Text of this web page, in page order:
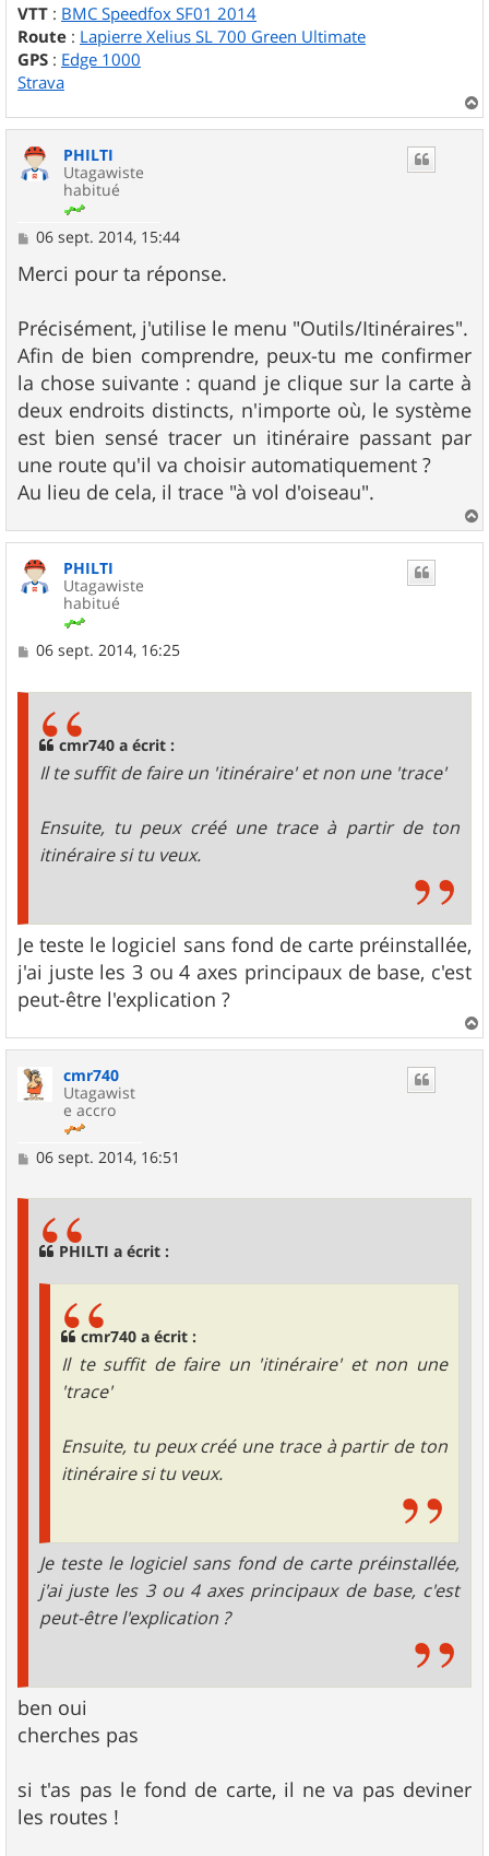
VTT : BMC Speedfox SF01 2014
Route : Lapierre Xelius SL 700 Green Ultimate
GPS : Edge 1000
Strava
a
PHILTI
Utagawiste
habitué
M
s
s
g
e
06 sept. 2014, 15:44
Merci pour ta réponse.
Précisément, j'utilise le menu "Outils/Itinéraires".
Afin de bien comprendre, peux-tu me confirmer
la chose suivante : quand je clique sur la carte à
deux endroits distincts, n'importe où, le système
est bien sensé tracer un itinéraire passant par
une route qu'il va choisir automatiquement ?
Au lieu de cela, il trace "à vol d'oiseau".
a
PHILTI
Utagawiste
habitué
M
06 sept. 2014, 16:25
cmr740 a écrit :
Il te suffit de faire un 'itinéraire' et non une 'trace'
Ensuite, tu peux créé une trace à partir de ton
itinéraire si tu veux.
Je teste le logiciel sans fond de carte préinstallée,
j'ai juste les 3 ou 4 axes principaux de base, c'est
peut-être l'explication ?
a
cmr740
Utagawist
e accro
M
06 sept. 2014, 16:51
PHILTI a écrit :
cmr740 a écrit :
Il te suffit de faire un 'itinéraire' et non une
'trace'
Ensuite, tu peux créé une trace à partir de ton
itinéraire si tu veux.
Je teste le logiciel sans fond de carte préinstallée,
j'ai juste les 3 ou 4 axes principaux de base, c'est
peut-être l'explication ?
ben oui
cherches pas
si t'as pas le fond de carte, il ne va pas deviner
les routes !